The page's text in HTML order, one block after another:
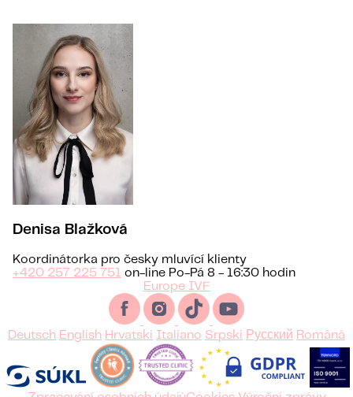
Denisa Blažková
Koordinátorka pro česky mluvící klienty
+420 257 225 751
on-line Po-Pá 8 - 16:30 hodin
Europe IVF
Deutsch English Hrvatski Italiano Srpski Русский Română